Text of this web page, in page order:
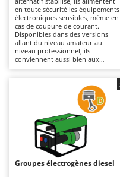
Autolaveuses
Autres produits
B
Balayeuses
Bancs de scie pour
Bennes pour tracteur
Brosses pour sols
Brouettes à moteur
Broyeurs à axe
Ambrogio Robot
Annovi Reverberi
ANTHBOT
Archman
Argo
Ariete
Artus
Attila
en toute sécurité les équipements
électroniques sensibles, même en
cas de coupure de courant.
Disponibles dans des versions
allant du niveau amateur au
niveau professionnel, ils
conviennent aussi bien aux
d'entretien, grâce à des modèles
compacts et faciles à transporter.
Par rapport aux groupes
électrogènes classiques, ils limitent
les variations de tension,
améliorent la protection des
appareils raccordés et se
distinguent généralement par un
fonctionnement plus silencieux. Ils
constituent une solution idéale
pour ceux qui recherchent une
Groupes électrogènes diesel